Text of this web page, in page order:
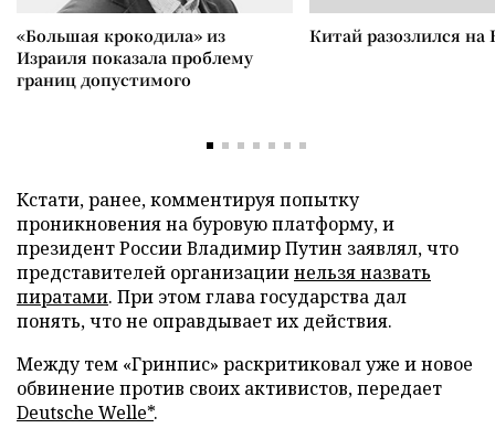
«Большая крокодила» из
Израиля показала проблему
границ допустимого
Китай разозлился на
Кстати, ранее, комментируя попытку
проникновения на буровую платформу, и
президент России Владимир Путин заявлял, что
представителей организациинельзя назвать
пиратами. При этом глава государства дал
понять, что не оправдывает их действия.
Между тем «Гринпис» раскритиковал уже и новое
обвинение против своих активистов, передает
Deutsche Welle*.